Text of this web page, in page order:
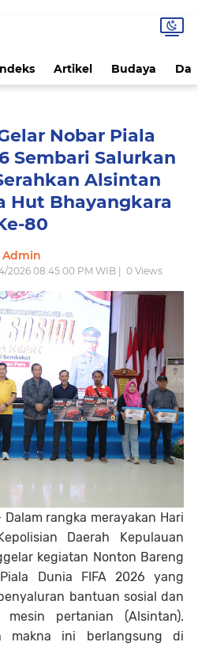
Artikel Budaya
Nobar Piala
Sembari Salurkan
Alsintan
Hut Bhayangkara
80
Admin
2026 08:45:00 PM WIB | 0Views
rangka merayakan Hari
Daerah Kepulauan
kegiatan Nonton Bareng
Dunia FIFA 2026 yang
bantuan sosial dan
pertanian (Alsintan).
makna ini berlangsung di